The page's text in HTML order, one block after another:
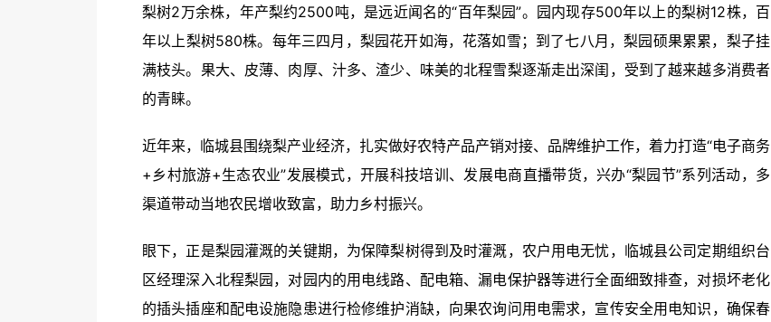
梨树2万余株，年产梨约2500吨，是远近闻名的“百年梨园”。园内现存500年以上的梨树12株，百
年以上梨树580株。每年三四月，梨园花开如海，花落如雪；到了七八月，梨园硕果累累，梨子挂
满枝头。果大、皮薄、肉厚、汁多、渣少、味美的北程雪梨逐渐走出深闺，受到了越来越多消费者
的青睐。
近年来，临城县围绕梨产业经济，扎实做好农特产品产销对接、品牌维护工作，着力打造“电子商务
+乡村旅游+生态农业”发展模式，开展科技培训、发展电商直播带货，兴办“梨园节”系列活动，多
渠道带动当地农民增收致富，助力乡村振兴。
眼下，正是梨园灌溉的关键期，为保障梨树得到及时灌溉，农户用电无忧，临城县公司定期组织台
区经理深入北程梨园，对园内的用电线路、配电箱、漏电保护器等进行全面细致排查，对损坏老化
的插头插座和配电设施隐患进行检修维护消缺，向果农询问用电需求，宣传安全用电知识，确保春